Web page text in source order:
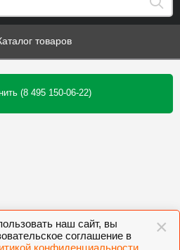
×
наш сайт, вы
соглашение в
конфиденциальности.
товаров
(8 495 150-06-22)
FGV, VIBO, KESSEBOHMER, VOLPATO,